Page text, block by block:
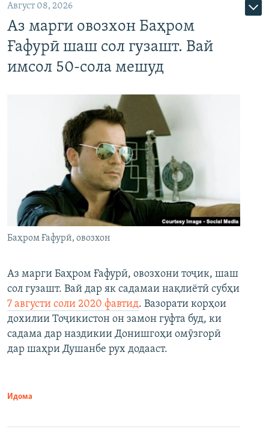
Август 08, 2026
Аз марги овозхон Баҳром
Ғафурӣ шаш сол гузашт. Вай
имсол 50-сола мешуд
Баҳром Ғафурӣ, овозхон
Аз марги Баҳром Ғафурӣ, овозхони тоҷик, шаш
сол гузашт. Вай дар як садамаи нақлиётӣ субҳи
7 августи соли 2020 фавтид. Вазорати корҳои
дохилии Тоҷикистон он замон гуфта буд, ки
садама дар наздикии Донишгоҳи омӯзгорӣ
дар шаҳри Душанбе рух додааст.
Идома